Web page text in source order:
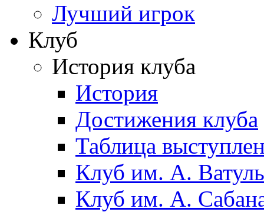
Лучший игрок
Клуб
История клуба
История
Достижения клуба
Таблица
Клуб им. А.
Клуб им. А.